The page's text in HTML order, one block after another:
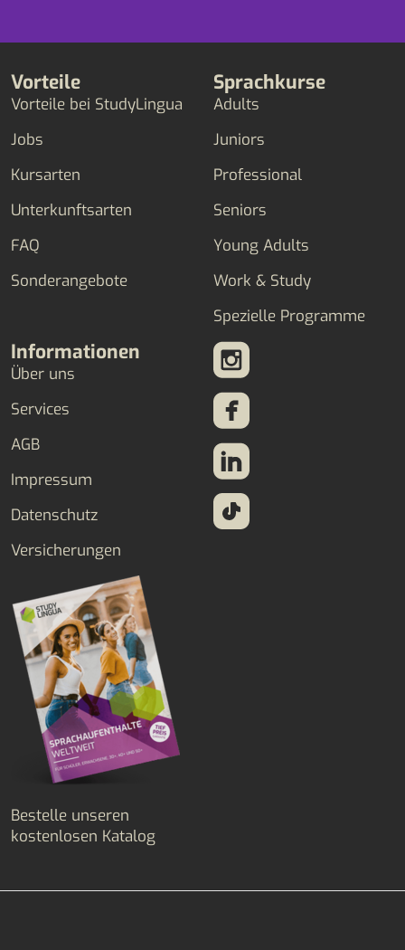
Vorteile
Vorteile bei StudyLingua
Jobs
Kursarten
Unterkunftsarten
FAQ
Sonderangebote
Sprachkurse
Adults
Juniors
Professional
Seniors
Young Adults
Work & Study
Spezielle Programme
Informationen
Über uns
Services
AGB
Impressum
Datenschutz
Versicherungen
Bestelle unseren
kostenlosen Katalog